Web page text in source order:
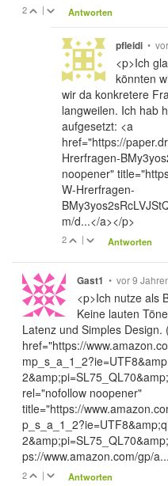
2 | Antworten
pfleidi •
<p>Ich
könnten
wir da konkretere
langweilen. Ich hab
aufgesetzt: <a
href="https://
Hrerfragen-
noopener"
W-Hrerfragen-
m/d...</a></p>
2 | Antworten
Gast1 • vor 9
<p>Ich nutze als
Keine lauten
Latenz und Simples Design.
href="https://
rel="nofollow noopener"
title="https://
ps://www.amazon.com/gp/
2 | Antworten